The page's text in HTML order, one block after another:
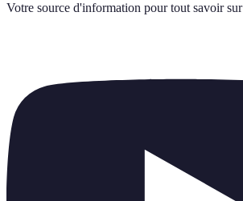
Votre source d'information pour tout savoir sur